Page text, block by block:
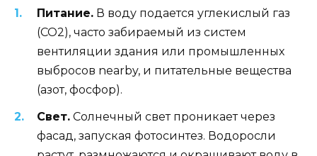
Питание. В воду подается углекислый газ
(CO2), часто забираемый из систем
вентиляции здания или промышленных
выбросов nearby, и питательные вещества
(азот, фосфор).
Свет. Солнечный свет проникает через
фасад, запуская фотосинтез. Водоросли